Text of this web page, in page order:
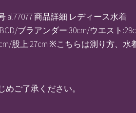
al77077 商品詳細 レディース水着
ブラアンダー:30cm/ウエスト
股上:27cm ※こちらは測り方、
めご了承ください。